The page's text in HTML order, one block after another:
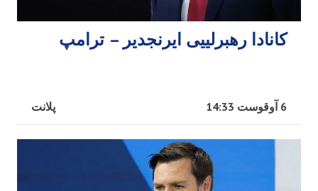
کانادا رهبرلییی ایرنجدیر – ترامپ
پلانت 6 آوقوست 14:33